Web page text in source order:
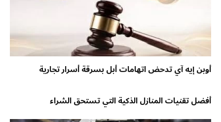
أوبن إيه آي تدحض اتهامات أبل بسرقة أسرار تجارية
أفضل تقنيات المنازل الذكية التي تستحق الشراء